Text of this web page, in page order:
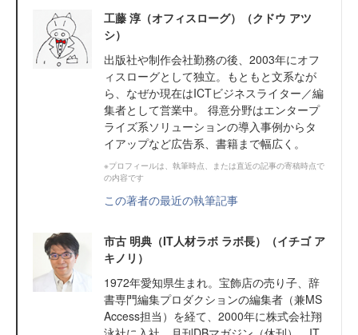
工藤 淳（オフィスローグ）（クドウ アツ
シ）
出版社や制作会社勤務の後、2003年にオフ
ィスローグとして独立。もともと文系なが
ら、なぜか現在はICTビジネスライター／編
集者として営業中。 得意分野はエンタープ
ライズ系ソリューションの導入事例からタ
イアップなど広告系、書籍まで幅広く。
※プロフィールは、執筆時点、または直近の記事の寄稿時点で
の内容です
この著者の最近の執筆記事
市古 明典（IT人材ラボ ラボ長）（イチゴ ア
キノリ）
1972年愛知県生まれ。宝飾店の売り子、辞
書専門編集プロダクションの編集者（兼MS
Access担当）を経て、2000年に株式会社翔